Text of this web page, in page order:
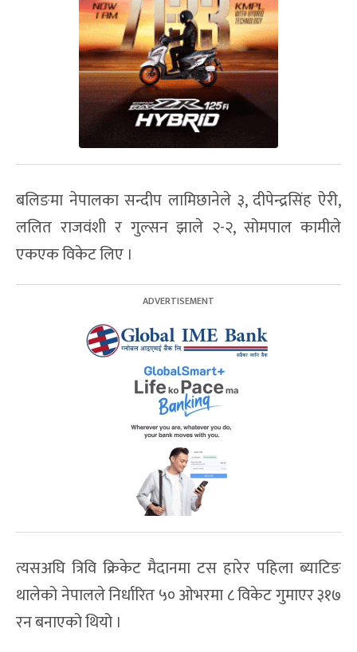
बलिङमा नेपालका सन्दीप लामिछानेले ३, दीपेन्द्रसिंह ऐरी,
ललित राजवंशी र गुल्सन झाले २-२, सोमपाल कामीले
एकएक विकेट लिए ।
त्यसअघि त्रिवि क्रिकेट मैदानमा टस हारेर पहिला ब्याटिङ
थालेको नेपालले निर्धारित ५० ओभरमा ८ विकेट गुमाएर ३१७
रन बनाएको थियो ।